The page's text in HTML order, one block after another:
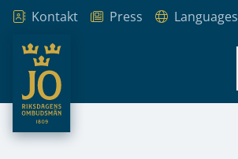
Hoppa till innehåll
Kontakt Press
Languages
JO – Riksdagens Ombudsmän